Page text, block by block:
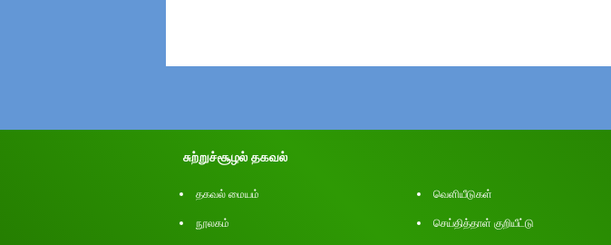
சுற்றுச்சூழல் தகவல்
தகவல் மையம்
வெளியீடுகள்
நூலகம்
செய்தித்தாள் குறியீட்டு